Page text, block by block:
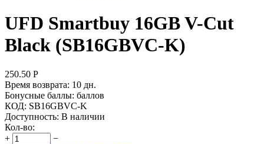
UFD Smartbuy 16GB V-Cut
Black (SB16GBVC-K)
250.50 Р
Время возврата: 10 дн.
Бонусные баллы: баллов
КОД: SB16GBVC-K
Доступность: В наличии
Кол-во:
+
−